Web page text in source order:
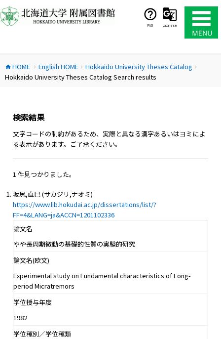
ン
テ
ス
キ
FAQ Japanese
home HOME chevron_right English HOMEchevron_right Hokkaido University Theses Catalog chevron_right
Hokkaido University Theses Catalog Search results
検索結果
文字コードの制約があるため、実際と異なる漢字あるいはヨミによ
る表示があります。ご了承ください。
1 件見つかりました。
坂尻,直巳 (サカジリ,ナオミ)
https://www.lib.hokudai.ac.jp/dissertations/list/?
FF=4&LANG=ja&ACCN=1201102336
論文名
やや長周期微動の基礎的性質の実験的研究
論文名(欧文)
Experimental study on Fundamental characteristics of Long-
period Micratremors
学位授与年度
1982
学位種別／学位種類